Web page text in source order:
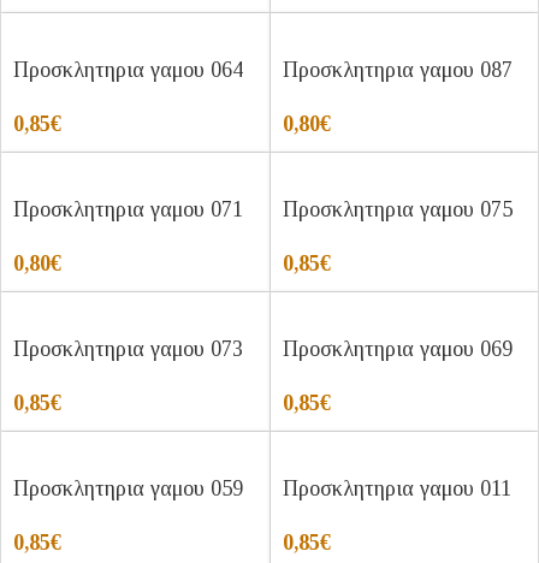
Προσκλητηρια γαμου 064
0,85€
Προσκλητηρια γαμου 087
0,80€
Προσκλητηρια γαμου 071
0,80€
Προσκλητηρια γαμου 075
0,85€
Προσκλητηρια γαμου 073
0,85€
Προσκλητηρια γαμου 069
0,85€
Προσκλητηρια γαμου 059
0,85€
Προσκλητηρια γαμου 011
0,85€